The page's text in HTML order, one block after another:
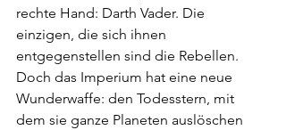
rechte Hand: Darth Vader. Die
einzigen, die sich ihnen
entgegenstellen sind die Rebellen.
Doch das Imperium hat eine neue
Wunderwaffe: den Todesstern, mit
dem sie ganze Planeten auslöschen